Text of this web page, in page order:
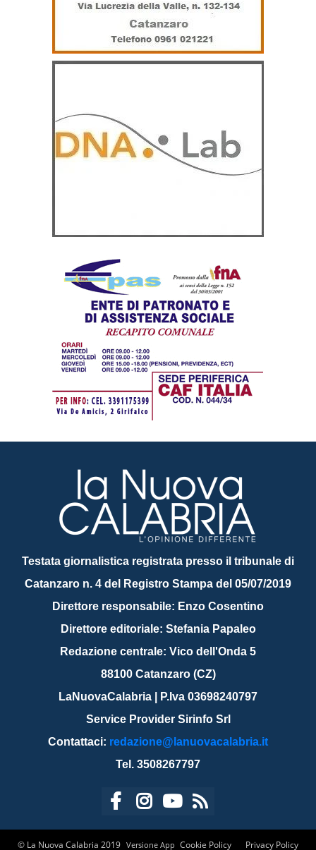
Testata giornalistica registrata presso il tribunale di
Catanzaro n. 4 del Registro Stampa del 05/07/2019
Direttore responsabile: Enzo Cosentino
Direttore editoriale: Stefania Papaleo
Redazione centrale: Vico dell'Onda 5
88100 Catanzaro (CZ)
LaNuovaCalabria | P.Iva 03698240797
Service Provider Sirinfo Srl
Contattaci: redazione@lanuovacalabria.it
Tel. 3508267797
© La Nuova Calabria 2019 Cookie Policy Privacy Policy
Versione App